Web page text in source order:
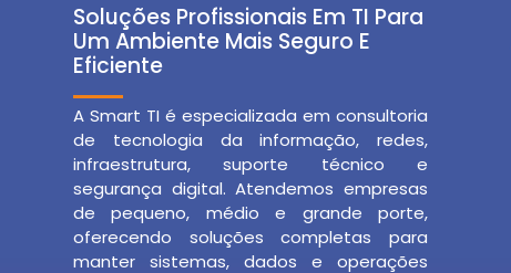
Soluções Profissionais Em TI Para
Um Ambiente Mais Seguro E
Eficiente
A Smart TI é especializada em consultoria
de tecnologia da informação, redes,
infraestrutura, suporte técnico e
segurança digital. Atendemos empresas
de pequeno, médio e grande porte,
oferecendo soluções completas para
manter sistemas, dados e operações